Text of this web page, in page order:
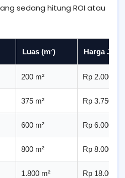
sedang hitung ROI atau
Luas (m²) Harga Jasa
200 m² Rp
375 m² Rp
600 m² Rp
800 m² Rp
1.800 m² Rp